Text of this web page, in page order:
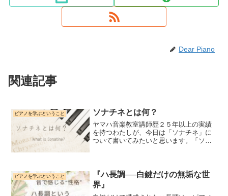
Dear Piano
関連記事
ピアノを学ぶということ ソナチネとは何？
ヤマハ音楽教室講師歴２５年以上の実績
を持つわたしが、今日は「ソナチネ」に
ついて書いてみたいと思います。「ソナ
思いますが、あらためてソ...
ピアノを学ぶということ
『ハ長調──白鍵だけの無垢な世
界』